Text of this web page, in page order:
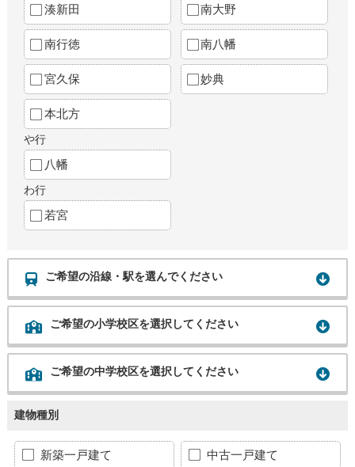
湊新田 南大野
南行徳 南八幡
宮久保 妙典
本北方
や行
八幡
わ行
若宮
ご希望の沿線・駅を選んでください
ご希望の小学校区を選択してください
ご希望の中学校区を選択してください
建物種別
新築一戸建て 中古一戸建て